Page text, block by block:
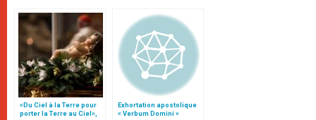
«Du Ciel à la Terre pour
porter la Terre au Ciel»,
Exhortation apostolique
« Verbum Domini »